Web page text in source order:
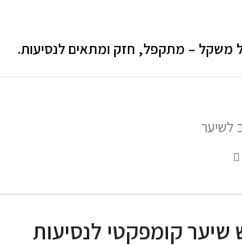
משקל – מתקפל, חזק ומתאים לנסיעות.
לשיער